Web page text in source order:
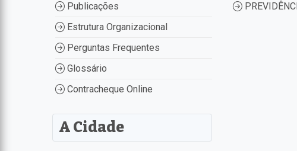
Publicações
Estrutura Organizacional
Perguntas Frequentes
Glossário
Contracheque Online
A Cidade